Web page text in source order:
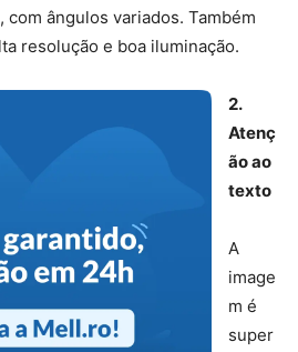
ângulos variados. Também
resolução e boa iluminação.
2.
Atenç
ão ao
texto
A
image
m é
super